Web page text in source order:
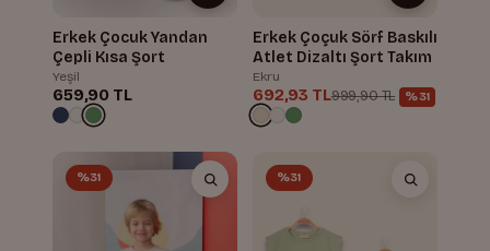
Erkek Çocuk Yandan
Çepli Kısa Şort
Yeşil
659,90 TL
Erkek Çoçuk Sörf Baskılı
Atlet Dizaltı Şort Takım
Ekru
692,93 TL999,90 TL %31
%31 %31